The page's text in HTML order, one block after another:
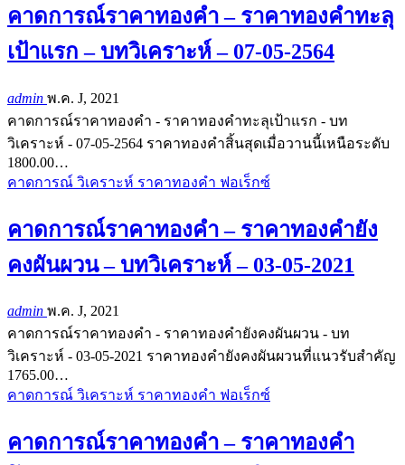
คาดการณ์ราคาทองคำ – ราคาทองคำทะลุ
เป้าแรก – บทวิเคราะห์ – 07-05-2564
admin พ.ค. J, 2021
คาดการณ์ราคาทองคำ - ราคาทองคำทะลุเป้าแรก - บท
วิเคราะห์ - 07-05-2564 ราคาทองคำสิ้นสุดเมื่อวานนี้เหนือระดับ
1800.00…
คาดการณ์ วิเคราะห์ ราคาทองคำ ฟอเร็กซ์
คาดการณ์ราคาทองคำ – ราคาทองคำยัง
คงผันผวน – บทวิเคราะห์ – 03-05-2021
admin พ.ค. J, 2021
คาดการณ์ราคาทองคำ - ราคาทองคำยังคงผันผวน - บท
วิเคราะห์ - 03-05-2021 ราคาทองคำยังคงผันผวนที่แนวรับสำคัญ
1765.00…
คาดการณ์ วิเคราะห์ ราคาทองคำ ฟอเร็กซ์
คาดการณ์ราคาทองคำ – ราคาทองคำ